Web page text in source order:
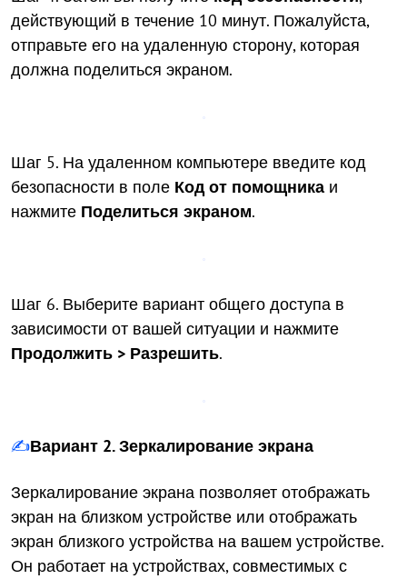
действующий в течение 10 минут. Пожалуйста,
отправьте его на удаленную сторону, которая
должна поделиться экраном.
Шаг 5. На удаленном компьютере введите код
безопасности в поле Код от помощника и
нажмите Поделиться экраном.
Шаг 6. Выберите вариант общего доступа в
зависимости от вашей ситуации и нажмите
Продолжить > Разрешить.
✍️Вариант 2. Зеркалирование экрана
Зеркалирование экрана позволяет отображать
экран на близком устройстве или отображать
экран близкого устройства на вашем устройстве.
Он работает на устройствах, совместимых с